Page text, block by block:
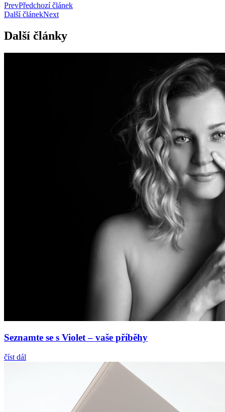
PrevPředchozí článek
Další článekNext
Další články
Seznamte se s Violet – vaše příběhy
číst dál